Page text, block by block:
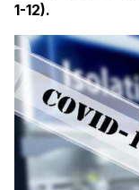
1-12).